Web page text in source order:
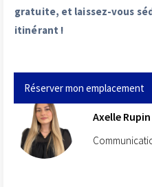
gratuite, et laissez-vous
itinérant !
Réserver mon emplacement
Axelle Rupin